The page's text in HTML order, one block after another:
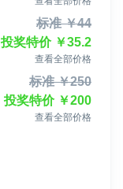
标准￥44
投奖特价￥35.2
查看全部价格
标准￥250
投奖特价￥200
查看全部价格